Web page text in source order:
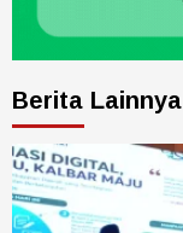
Berita Lainnya